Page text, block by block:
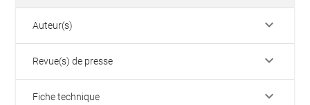
Auteur(s) keyboard_arrow_down
Revue(s) de presse keyboard_arrow_down
Fiche technique keyboard_arrow_down